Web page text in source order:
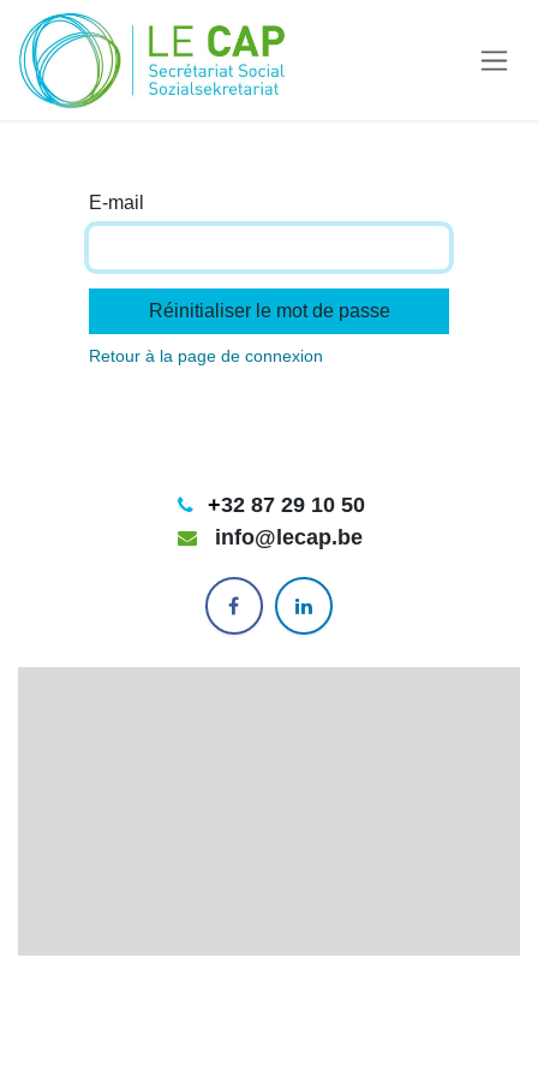
Se rendre au contenu
E-mail
Réinitialiser le mot de passe
Retour à la page de connexion
+32 87 29 10 50
info@lecap.be